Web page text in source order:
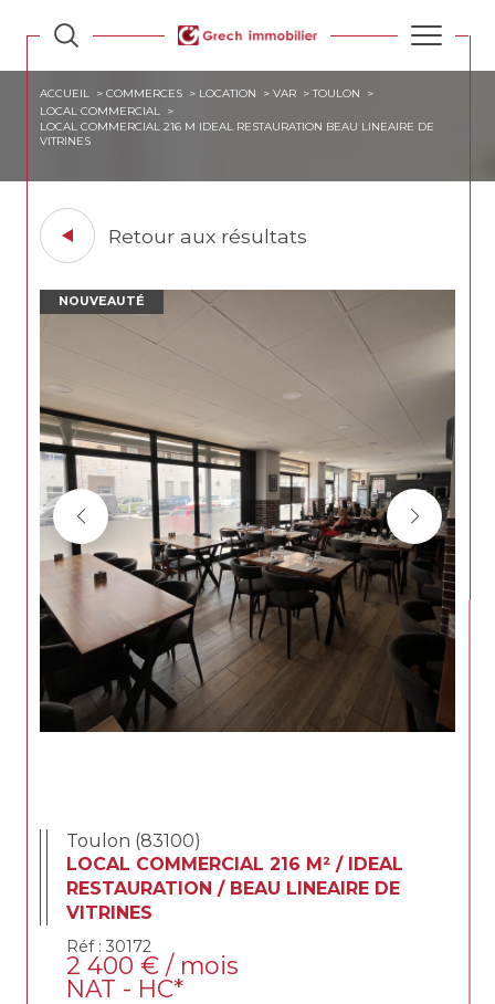
ACCUEIL COMMERCES LOCATION VAR
TOULON
LOCAL COMMERCIAL
LOCAL COMMERCIAL 216 M IDEAL RESTAURATION BEAU LINEAIRE DE
VITRINES
Retour aux résultats
NOUVEAUTÉ
Toulon (83100)
LOCAL COMMERCIAL 216 M² / IDEAL
RESTAURATION / BEAU LINEAIRE DE
VITRINES
Réf : 30172
2 400 € / mois
NAT - HC*